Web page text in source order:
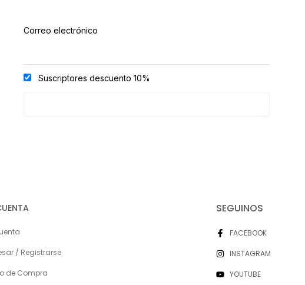
Correo electrónico
Suscriptores descuento 10%
/ Registrarse
de Compra
SEGUINOS
FACEBOOK
INSTAGRAM
YOUTUBE